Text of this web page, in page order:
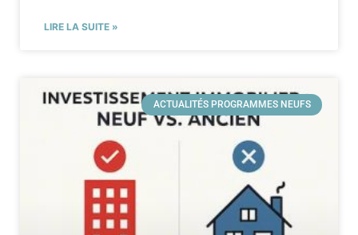
LIRE LA SUITE »
ACTUALITÉS PROGRAMMES NEUFS